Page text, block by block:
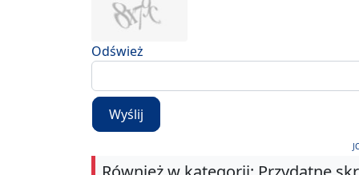
Odśwież
Wyślij